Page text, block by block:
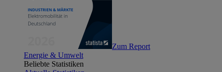
Zum Report
Energie & Umwelt
Beliebte Statistiken